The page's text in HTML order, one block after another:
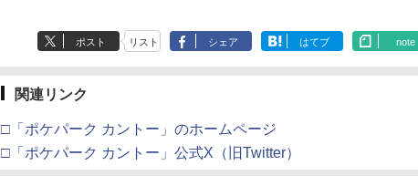
ポスト リスト シェア はてブ note
関連リンク
□「ポケパーク カントー」のホームページ
□「ポケパーク カントー」公式X（旧Twitter）